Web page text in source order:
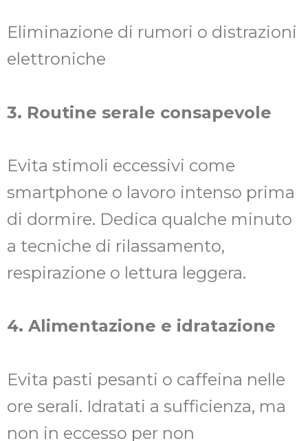
Eliminazione di rumori o distrazioni
elettroniche
3. Routine serale consapevole
Evita stimoli eccessivi come
smartphone o lavoro intenso prima
di dormire. Dedica qualche minuto
a tecniche di rilassamento,
respirazione o lettura leggera.
4. Alimentazione e idratazione
Evita pasti pesanti o caffeina nelle
ore serali. Idratati a sufficienza, ma
non in eccesso per non